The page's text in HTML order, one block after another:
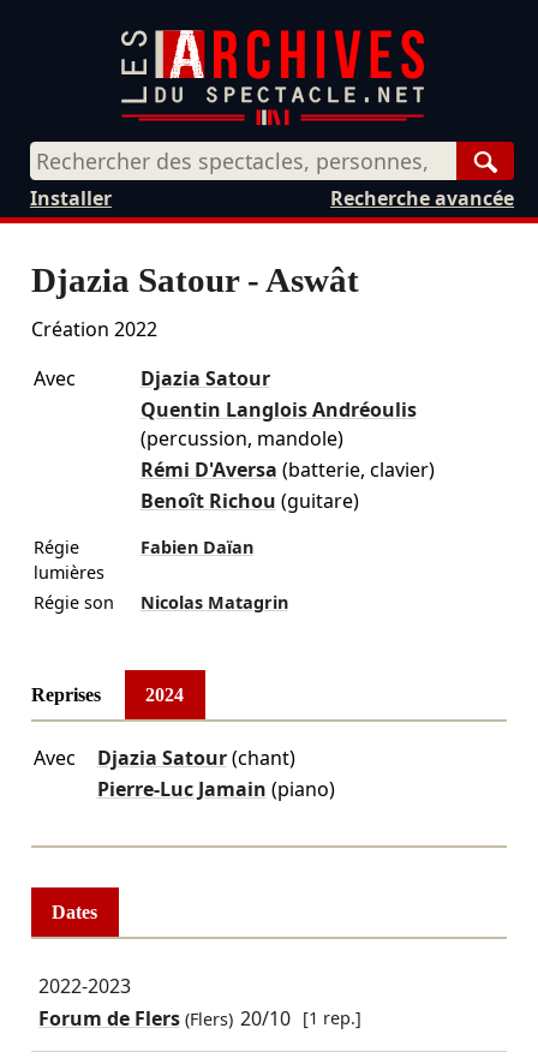
Recherche avancée
Installer
Djazia Satour - Aswât
Création 2022
Avec
Djazia Satour
Quentin Langlois Andréoulis
(percussion, mandole)
Rémi D'Aversa (batterie, clavier)
Benoît Richou (guitare)
Régie
lumières
Fabien Daïan
Régie son Nicolas Matagrin
Reprises 2024
Avec Djazia Satour (chant)
Pierre‑Luc Jamain (piano)
Dates
2022-2023
Forum de Flers(Flers) 20/10 [1 rep.]